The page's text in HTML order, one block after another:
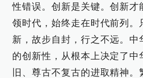
性错误。创新是关键。创新才
领时代，始终走在时代前列。
新，故步自封，行之不远。中
的创新性，从根本上决定了中
旧、尊古不复古的进取精神